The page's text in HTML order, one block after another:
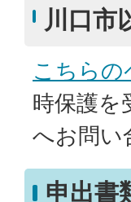
川口市
こちらの
時保護を
へお問い
申出書